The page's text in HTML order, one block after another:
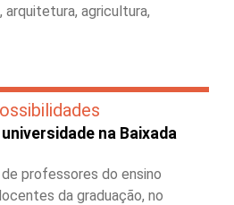
agricultura,
na Baixada
professores do ensino
da graduação, no